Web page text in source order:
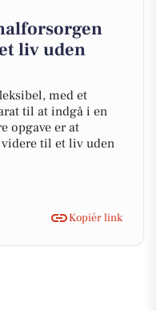
liv uden
med et
til at indgå i en
opgave er at
til et liv uden
Kopiér link